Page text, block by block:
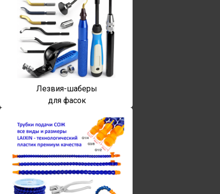
Лезвия-шаберы
для фасок